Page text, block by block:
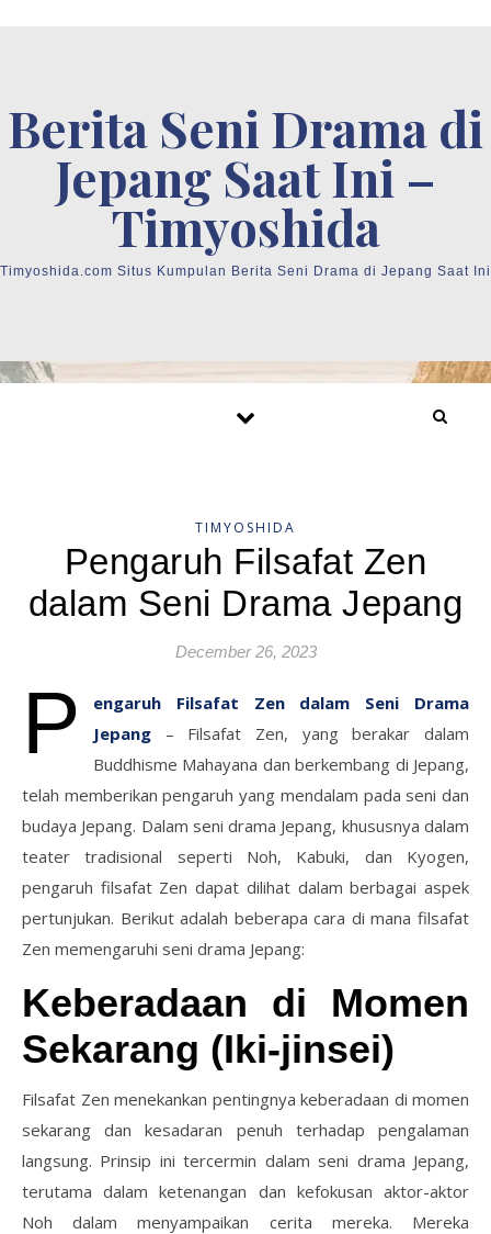
Berita Seni Drama di
Jepang Saat Ini –
Timyoshida
Timyoshida.com Situs Kumpulan Berita Seni Drama di Jepang Saat Ini
TIMYOSHIDA
Pengaruh Filsafat Zen
dalam Seni Drama Jepang
December 26, 2023
P
engaruh Filsafat Zen dalam Seni Drama
Jepang
– Filsafat Zen, yang berakar dalam
Buddhisme Mahayana dan berkembang di Jepang,
telah memberikan pengaruh yang mendalam pada seni dan
budaya Jepang. Dalam seni drama Jepang, khususnya dalam
teater tradisional seperti Noh, Kabuki, dan Kyogen,
pengaruh filsafat Zen dapat dilihat dalam berbagai aspek
pertunjukan. Berikut adalah beberapa cara di mana filsafat
Zen memengaruhi seni drama Jepang:
Keberadaan di Momen
Sekarang (Iki-jinsei)
Filsafat Zen menekankan pentingnya keberadaan di momen
sekarang dan kesadaran penuh terhadap pengalaman
langsung. Prinsip ini tercermin dalam seni drama Jepang,
terutama dalam ketenangan dan kefokusan aktor-aktor
Noh dalam menyampaikan cerita mereka. Mereka